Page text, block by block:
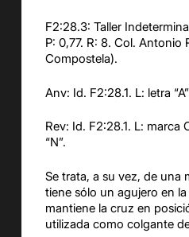
F2:28.3: Taller
P: 0,77. R: 8. Col. Antonio
Compostela).
Anv: Id. F2:28.1. L: letra
Rev: Id. F2:28.1. L: marca
“N”.
Se trata, a su vez, de una
tiene sólo un agujero en
mantiene la cruz en
utilizada como colgante